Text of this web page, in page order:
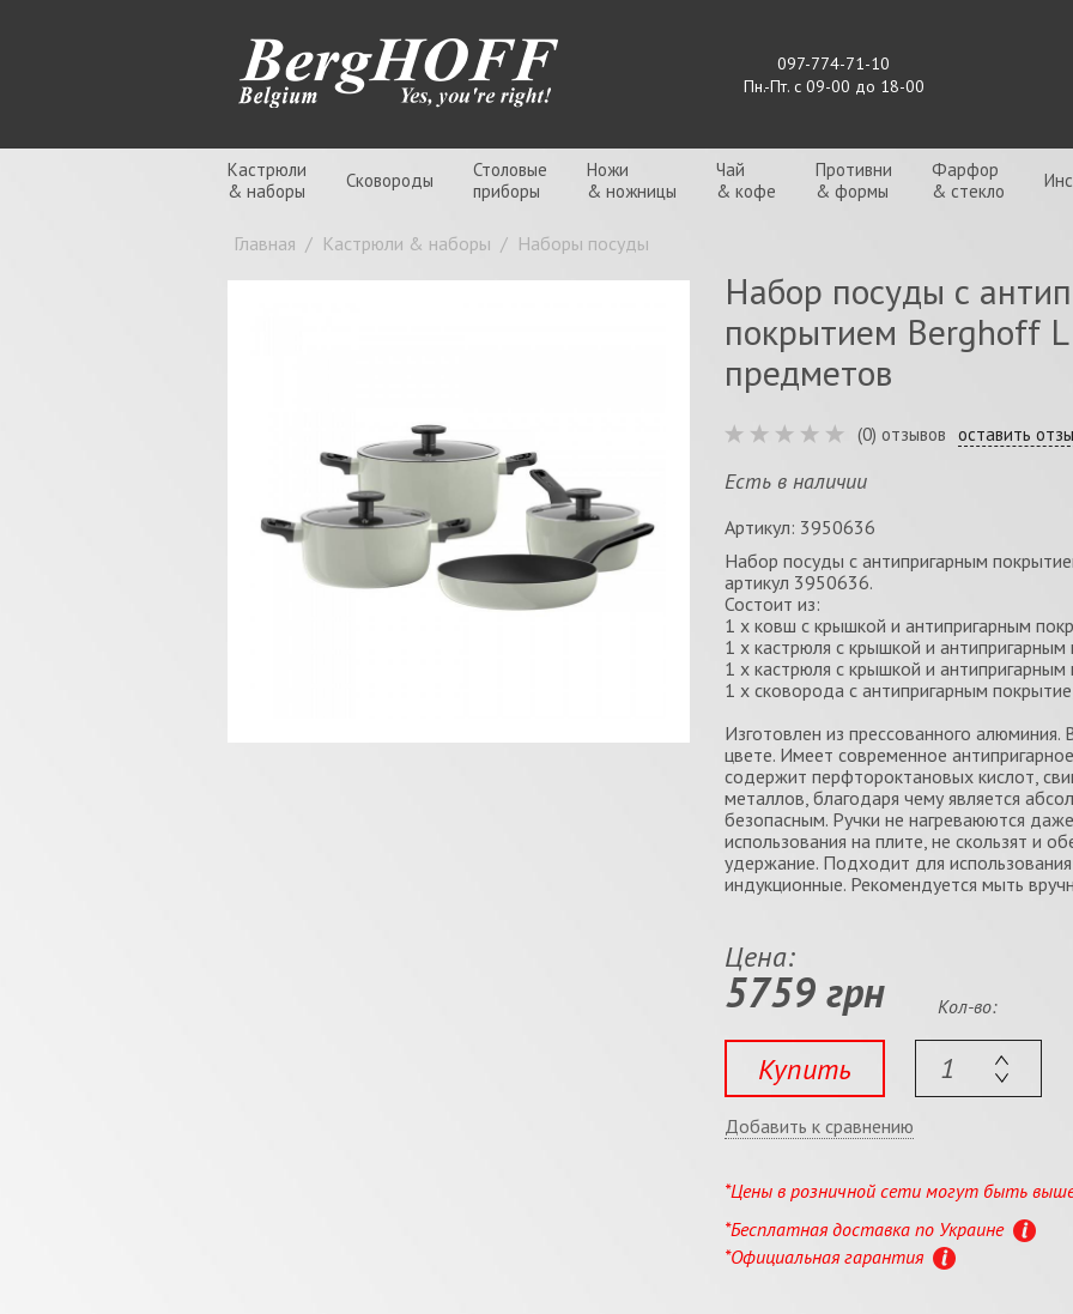
097-774-71-10
Пн.-Пт. с 09-00 до 18-00
Кастрюли
& наборы
Сковороды
Столовые
приборы
Ножи
& ножницы
Чай
& кофе
Противни
& формы
Фарфор
& стекло
Главная / Кастрюли & наборы / Наборы посуды
Набор посуды с
покрытием Berghoff
предметов
(0) отзывов оставить
Есть в наличии
Артикул: 3950636
Набор посуды с антипригарным
артикул 3950636.
Состоит из:
1 х ковш с крышкой и антипригарным
1 x кастрюля с крышкой и
1 х кастрюля с крышкой и
1 х сковорода с антипригарным
Изготовлен из прессованного
цвете. Имеет современное
содержит перфтороктановых кислот,
металлов, благодаря чему является
безопасным. Ручки не нагреваюются
использования на плите, не скользят и
удержание. Подходит для
индукционные. Рекомендуется мыть
Цена:
5759 грн
Купить
Кол-во:
Добавить к сравнению
*Цены в розничной сети могут быть
*Бесплатная доставка по Украине
*Официальная гарантия